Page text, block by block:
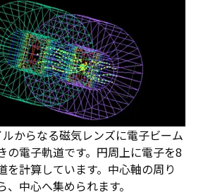
からなる磁気レンズに電子ビーム
の電子軌道です。円周上に電子を8
を計算しています。中心軸の周り
、中心へ集められます。